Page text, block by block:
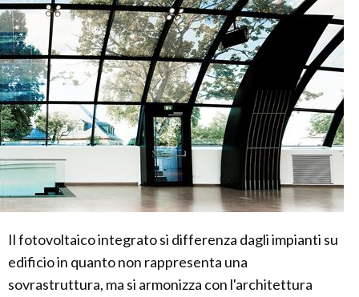
Il fotovoltaico integrato si differenza dagli impianti su
edificio in quanto non rappresenta una
sovrastruttura, ma si armonizza con l'architettura